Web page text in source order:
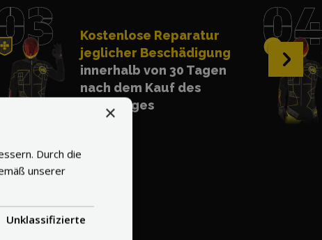
Kostenlose Reparatur
jeglicher Beschädigung
innerhalb von 30 Tagen
nach dem Kauf des
Fahrzeuges
›
×
Durch die
unserer
Unklassifizierte